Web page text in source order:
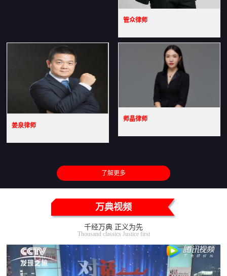
管众律师
姜泉律师
师晶律师
了解更多
万典视频
千经万典 正义为先
Thousand classics Justice first